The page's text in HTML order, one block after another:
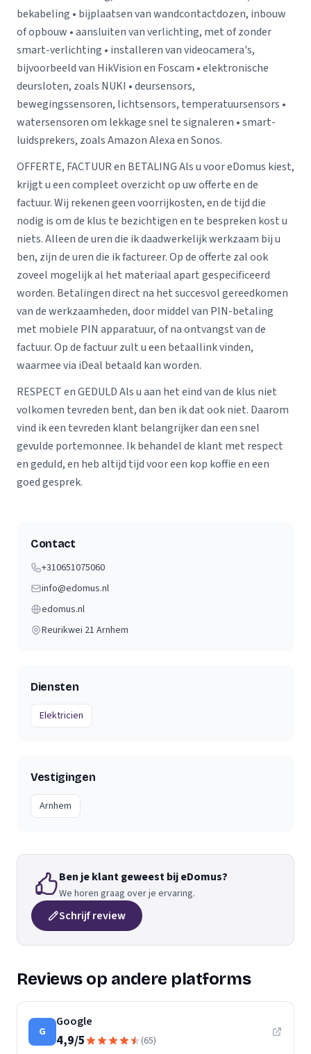
bekabeling • bijplaatsen van wandcontactdozen, inbouw
of opbouw • aansluiten van verlichting, met of zonder
smart-verlichting • installeren van videocamera's,
bijvoorbeeld van HikVision en Foscam • elektronische
deursloten, zoals NUKI • deursensors,
bewegingssensoren, lichtsensors, temperatuursensors •
watersensoren om lekkage snel te signaleren • smart-
luidsprekers, zoals Amazon Alexa en Sonos.
OFFERTE, FACTUUR en BETALING Als u voor eDomus kiest,
krijgt u een compleet overzicht op uw offerte en de
factuur. Wij rekenen geen voorrijkosten, en de tijd die
nodig is om de klus te bezichtigen en te bespreken kost u
niets. Alleen de uren die ik daadwerkelijk werkzaam bij u
ben, zijn de uren die ik factureer. Op de offerte zal ook
zoveel mogelijk al het materiaal apart gespecificeerd
worden. Betalingen direct na het succesvol gereedkomen
van de werkzaamheden, door middel van PIN-betaling
met mobiele PIN apparatuur, of na ontvangst van de
factuur. Op de factuur zult u een betaallink vinden,
waarmee via iDeal betaald kan worden.
RESPECT en GEDULD Als u aan het eind van de klus niet
volkomen tevreden bent, dan ben ik dat ook niet. Daarom
vind ik een tevreden klant belangrijker dan een snel
gevulde portemonnee. Ik behandel de klant met respect
en geduld, en heb altijd tijd voor een kop koffie en een
goed gesprek.
Contact
+310651075060
info@edomus.nl
edomus.nl
Reurikwei 21 Arnhem
Diensten
Elektricien
Vestigingen
Arnhem
Ben je klant geweest bij eDomus?
We horen graag over je ervaring.
Schrijf review
Reviews op andere platforms
G
Google
4,9/5 (65)